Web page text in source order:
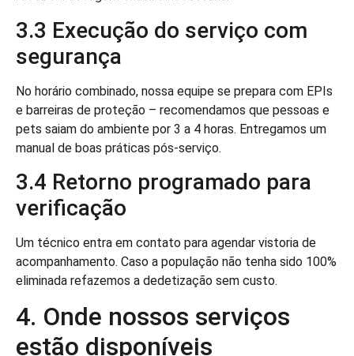
3.3 Execução do serviço com
segurança
No horário combinado, nossa equipe se prepara com EPIs
e barreiras de proteção – recomendamos que pessoas e
pets saiam do ambiente por 3 a 4 horas. Entregamos um
manual de boas práticas pós-serviço.
3.4 Retorno programado para
verificação
Um técnico entra em contato para agendar vistoria de
acompanhamento. Caso a população não tenha sido 100%
eliminada refazemos a dedetização sem custo.
4. Onde nossos serviços
estão disponíveis